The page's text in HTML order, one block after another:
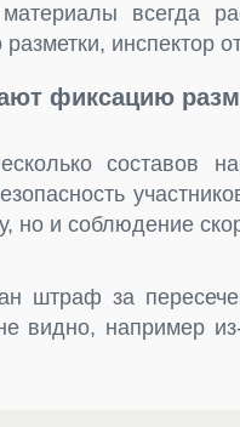
всегда
инспектор
фиксацию
составов
но и соблюдение
штраф за
видно, например